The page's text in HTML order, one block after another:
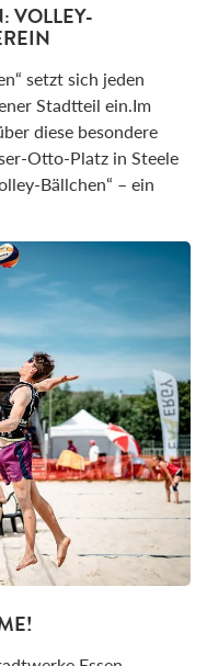
VOLLEY-
setzt sich jeden
Stadtteil ein.Im
diese besondere
Otto-Platz in Steele
Bällchen“ – ein